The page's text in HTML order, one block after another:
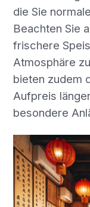
die Sie
Beachten Sie
frischere
Atmosphäre
bieten zudem
Aufpreis
besondere